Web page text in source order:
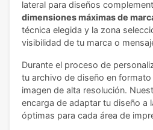
lateral para diseños
dimensiones máximas de
técnica elegida y la zona
visibilidad de tu marca o
Durante el proceso de
tu archivo de diseño en formato
imagen de alta resolución.
encarga de adaptar tu diseño a
óptimas para cada área de